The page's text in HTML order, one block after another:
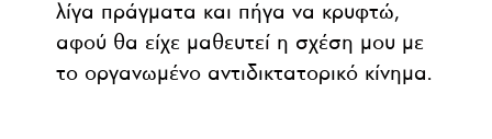
λίγα πράγματα και πήγα να κρυφτώ,
αφού θα είχε μαθευτεί η σχέση μου με
το οργανωμένο αντιδικτατορικό κίνημα.